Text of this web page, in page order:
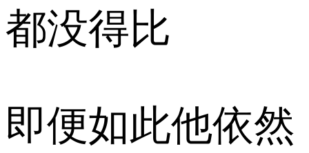
都没得比
即便如此他依然